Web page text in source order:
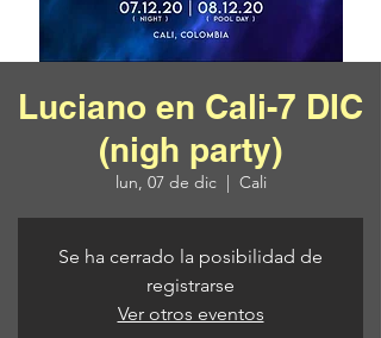
Luciano en Cali-7 DIC
(nigh party)
lun, 07 de dic
  |
Cali
Se ha cerrado la posibilidad de
registrarse
Ver otros eventos